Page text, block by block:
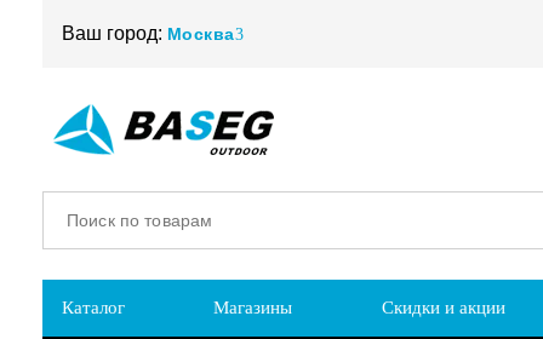
Ваш город: Москва
Каталог Магазины Скидки и акции